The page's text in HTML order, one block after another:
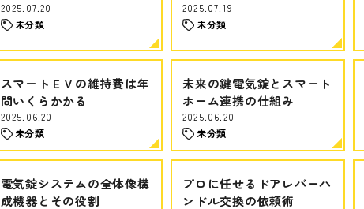
2025.07.20
未分類
2025.07.19
未分類
スマートＥＶの維持費は年
間いくらかかる
2025.06.20
未分類
未来の鍵電気錠とスマート
ホーム連携の仕組み
2025.06.20
未分類
電気錠システムの全体像構
成機器とその役割
プロに任せるドアレバーハ
ンドル交換の依頼術